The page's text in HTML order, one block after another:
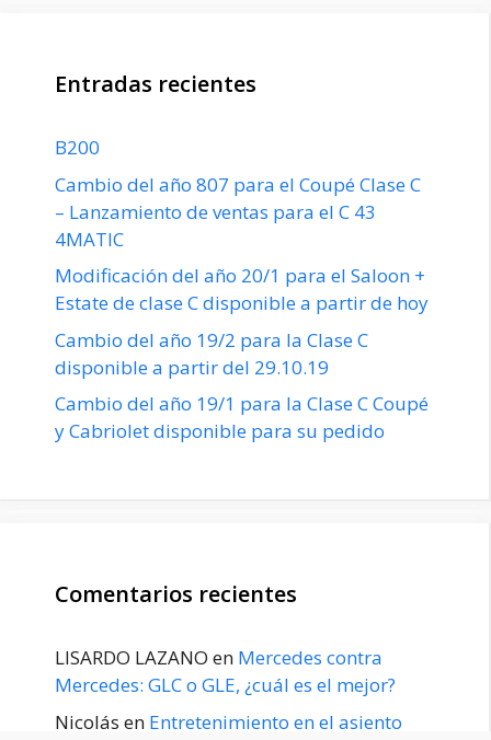
Entradas recientes
B200
Cambio del año 807 para el Coupé Clase C
– Lanzamiento de ventas para el C 43
4MATIC
Modificación del año 20/1 para el Saloon +
Estate de clase C disponible a partir de hoy
Cambio del año 19/2 para la Clase C
disponible a partir del 29.10.19
Cambio del año 19/1 para la Clase C Coupé
y Cabriolet disponible para su pedido
Comentarios recientes
LISARDO LAZANO en Mercedes contra
Mercedes: GLC o GLE, ¿cuál es el mejor?
Nicolás en Entretenimiento en el asiento